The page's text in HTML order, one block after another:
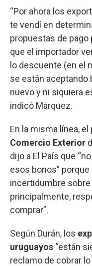
“Por ahora los
te vendí en
propuestas de pago
que el importador
lo descuente (en el
se están aceptando
nuevo y ni siquiera
indicó Márquez.
En la misma línea,
Comercio Exterior
dijo a El País que
esos bonos”
incertidumbre
principalmente,
comprar”.
Según Durán, los
uruguayos “están
reclamo de cobrar